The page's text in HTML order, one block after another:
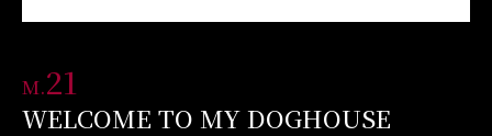
M.21
WELCOME TO MY DOGHOUSE